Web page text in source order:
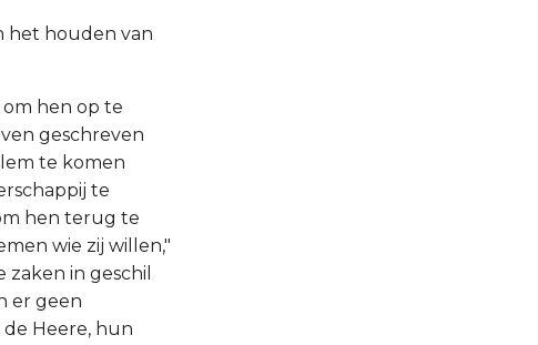
het houden van
hen op te
geschreven
te komen
te
hen terug te
wie zij willen,"
in geschil
er geen
Heere, hun